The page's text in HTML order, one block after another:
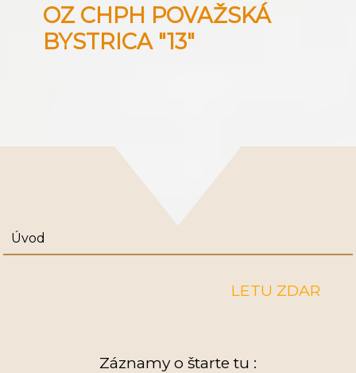
OZ CHPH POVAŽSKÁ
BYSTRICA "13"
Úvod
Záznamy o štarte tu :